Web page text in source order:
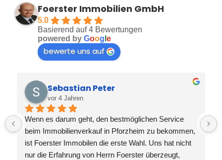
Foerster Immobilien GmbH
5.0
Basierend auf 4 Bewertungen
powered by Goog e
bewerte uns auf
Sebastian Peter
vor 4 Jahren
Wenn es darum geht, den bestmöglichen Service
beim Immobilienverkauf in Pforzheim zu bekommen,
ist Foerster Immobilen die erste Wahl. Uns hat nicht
nur die Erfahrung von Herrn Foerster überzeugt,